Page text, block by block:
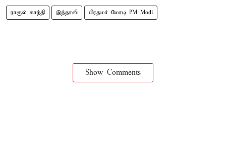
ராகுல் காந்தி இத்தாலி பிரதமர் மோடி PM Modi
Show Comments